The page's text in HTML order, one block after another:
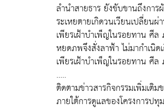
ลำนำสายธาร ยังขับขานถึงการ
ระเหยตายเกิดวนเวียนเปลี่ยน
เพียรเฝ้าบำเพ็ญในรอยทาน ศีล
หยดภพจึงสั่งลาฟ้า ไม่มากำเนิด
เพียรเฝ้าบำเพ็ญในรอยทาน
.....
ติดตามข่าวสารกิจกรรมเพิ่มเ
ภายใต้การดูแลของโครงการป